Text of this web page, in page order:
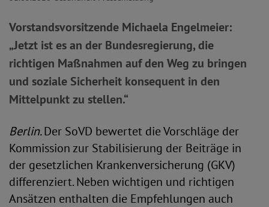
Vorstandsvorsitzende Michaela Engelmeier:
„Jetzt ist es an der Bundesregierung, die
richtigen Maßnahmen auf den Weg zu bringen
und soziale Sicherheit konsequent in den
Mittelpunkt zu stellen.“
Berlin.Der SoVD bewertet die Vorschläge der
Kommission zur Stabilisierung der Beiträge in
der gesetzlichen Krankenversicherung (GKV)
differenziert. Neben wichtigen und richtigen
Ansätzen enthalten die Empfehlungen auch